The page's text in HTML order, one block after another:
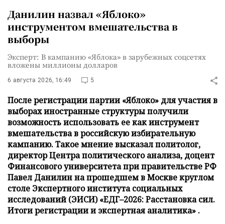
Данилин назвал «Яблоко»
инструментом вмешательства в
выборы
Эксперт: В кампанию «Яблока» в зарубежных соцсетях
вложены миллионы долларов
6 августа 2026, 16:49 5
После регистрации партии «Яблоко» для участия в
выборах иностранные структуры получили
возможность использовать ее как инструмент
вмешательства в российскую избирательную
кампанию. Такое мнение высказал политолог,
директор Центра политического анализа, доцент
Финансового университета при правительстве РФ
Павел Данилин на прошедшем в Москве круглом
столе Экспертного института социальных
исследований (ЭИСИ) «ЕДГ–2026: Расстановка сил.
Итоги регистрации и экспертная аналитика» .